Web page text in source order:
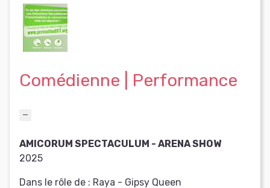
Comédienne | Performance
AMICORUM SPECTACULUM - ARENA SHOW
2025
Dans le rôle de : Raya - Gipsy Queen